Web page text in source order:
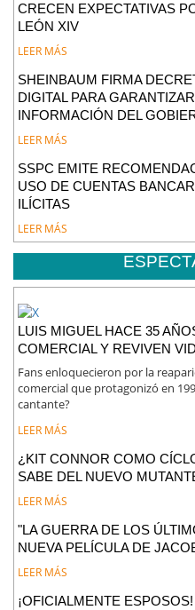
CRECEN EXPECTATIVAS
LEÓN XIV
LEER MÁS
SHEINBAUM FIRMA
DIGITAL PARA
INFORMACIÓN DEL
LEER MÁS
SSPC EMITE
USO DE CUENTAS
ILÍCITAS
LEER MÁS
LUIS MIGUEL HACE 35
COMERCIAL Y REVIVEN
Fans enloquecieron por la
comercial que protagonizó en
cantante?
LEER MÁS
¿KIT CONNOR COMO
SABE DEL NUEVO
LEER MÁS
"LA GUERRA DE LOS
NUEVA PELÍCULA DE
LEER MÁS
¡OFICIALMENTE